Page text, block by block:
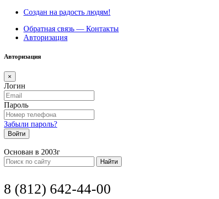
Создан на радость людям!
Обратная связь — Контакты
Авторизация
Авторизация
×
Логин
Пароль
Забыли пароль?
Войти
Основан в 2003г
Найти
8 (812) 642-44-00